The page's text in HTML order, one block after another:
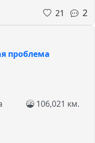
21
2
проблема
106,021 км.